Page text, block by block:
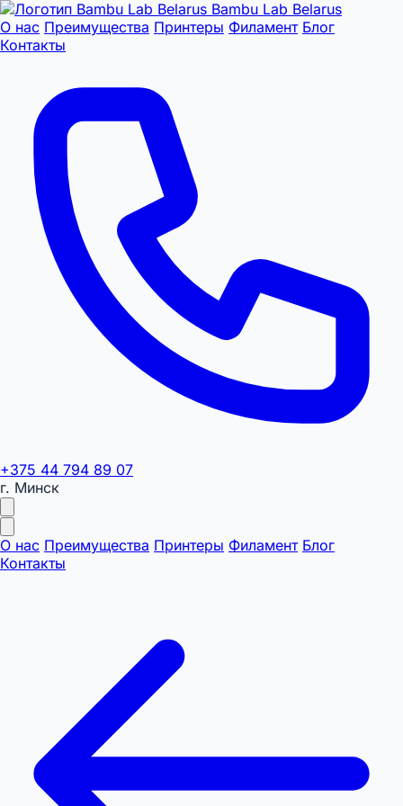
Bambu Lab Belarus
О нас Преимущества Принтеры Филамент Блог
Контакты
+375 44 794 89 07
г. Минск
О нас Преимущества Принтеры Филамент Блог
Контакты